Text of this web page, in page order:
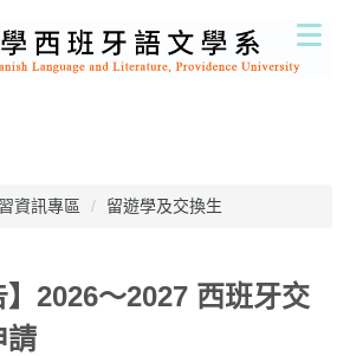
資訊專區 留遊學及交換生
】2026～2027 西班牙交
請